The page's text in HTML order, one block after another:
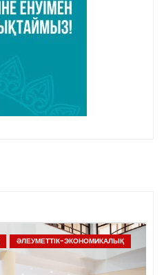
ӘЛЕУМЕТТІК-ЭКОНОМИКАЛЫҚ